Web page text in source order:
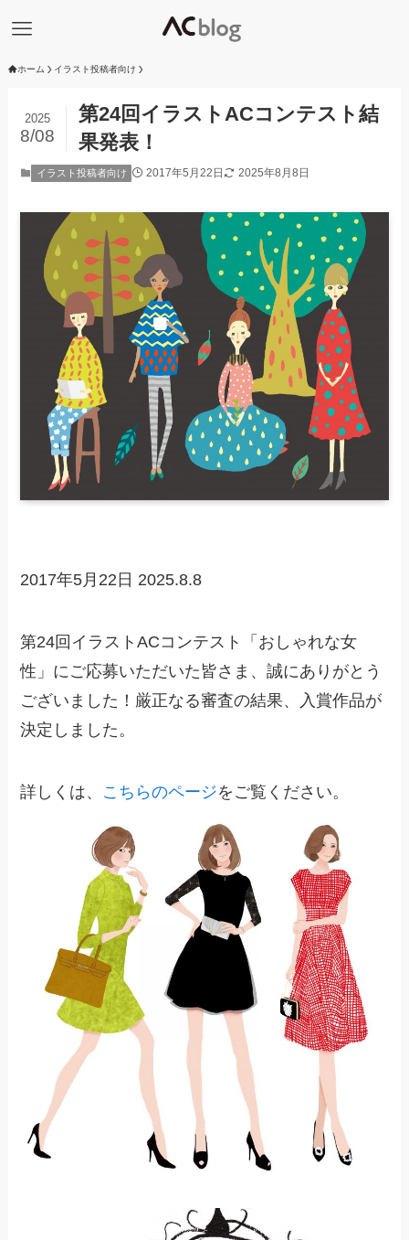
ホーム イラスト投稿者向け
第24回イラストACコンテスト結
果発表！
2025
8/08
イラスト投稿者向け 2017年5月22日 2025年8月8日
2017年5月22日 2025.8.8
第24回イラストACコンテスト「おしゃれな女
性」にご応募いただいた皆さま、誠にありがとう
ございました！厳正なる審査の結果、入賞作品が
決定しました。
詳しくは、 こちらのページをご覧ください。